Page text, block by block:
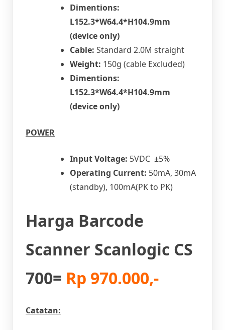
Dimentions:
L152.3*W64.4*H104.9mm
(device only)
Cable: Standard 2.0M straight
Weight: 150g (cable Excluded)
Dimentions:
L152.3*W64.4*H104.9mm
(device only)
POWER
Input Voltage: 5VDC ±5%
Operating Current: 50mA, 30mA
(standby), 100mA(PK to PK)
Harga Barcode
Scanner Scanlogic CS
700= Rp 970.000,-
Catatan: